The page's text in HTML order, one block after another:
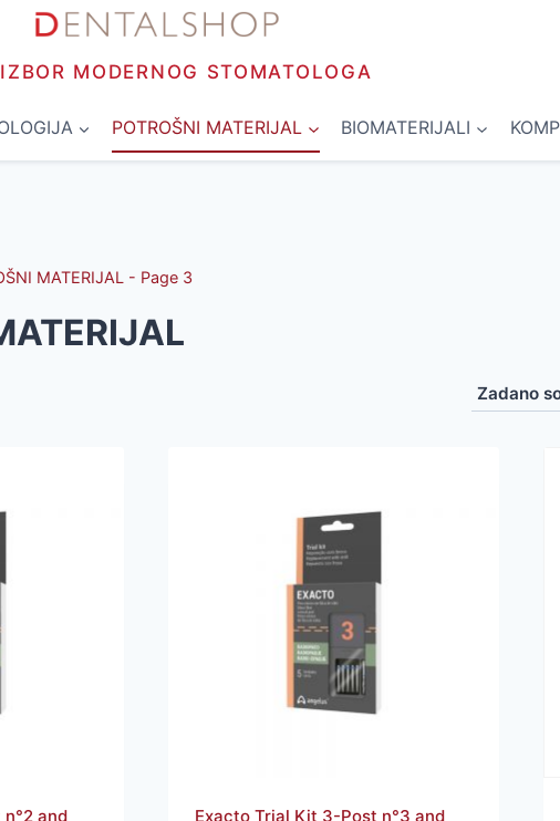
MODERNOG STOMATOLOGA
POTROŠNI MATERIJAL BIOMATERIJALI
MATERIJAL- Page 3
and
Exacto Trial Kit 3-Post n°3 and